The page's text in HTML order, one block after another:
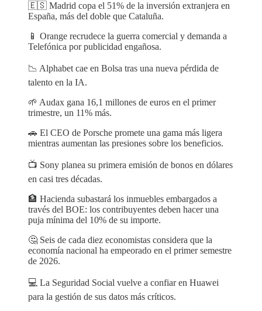
🇪🇸 Madrid copa el 51% de la inversión extranjera en
España, más del doble que Cataluña.
📱 Orange recrudece la guerra comercial y demanda a
Telefónica por publicidad engañosa.
📉 Alphabet cae en Bolsa tras una nueva pérdida de
talento en la IA.
🌱 Audax gana 16,1 millones de euros en el primer
trimestre, un 11% más.
🚗 El CEO de Porsche promete una gama más ligera
mientras aumentan las presiones sobre los beneficios.
📺 Sony planea su primera emisión de bonos en dólares
en casi tres décadas.
🏦 Hacienda subastará los inmuebles embargados a
través del BOE: los contribuyentes deben hacer una
puja mínima del 10% de su importe.
🤔 Seis de cada diez economistas considera que la
economía nacional ha empeorado en el primer semestre
de 2026.
💻 La Seguridad Social vuelve a confiar en Huawei
para la gestión de sus datos más críticos.